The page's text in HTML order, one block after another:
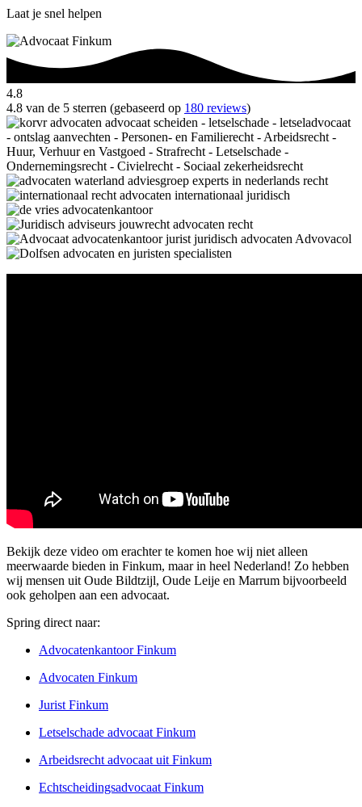
Laat je snel helpen
4.8
4.8 van de 5 sterren (gebaseerd op 180 reviews)
Bekijk deze video om erachter te komen hoe wij niet alleen
meerwaarde bieden in Finkum, maar in heel Nederland! Zo hebben
wij mensen uit Oude Bildtzijl, Oude Leije en Marrum bijvoorbeeld
ook geholpen aan een advocaat.
Spring direct naar:
Advocatenkantoor Finkum
Advocaten Finkum
Jurist Finkum
Letselschade advocaat Finkum
Arbeidsrecht advocaat uit Finkum
Echtscheidingsadvocaat Finkum